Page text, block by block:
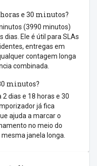
e 30 minutos?
(3990 minutos)
dias. Ele é útil para SLAs
entregas em
contagem longa
combinada.
minutos?
dias e 18 horas e 30
já fica
ajuda a marcar o
no meio do
janela longa.